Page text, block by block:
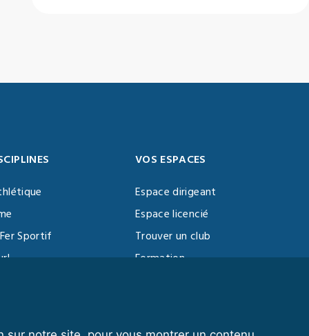
Sportif
VOS ESPACES
Espace dirigeant
Espace licencié
Trouver un club
Formation